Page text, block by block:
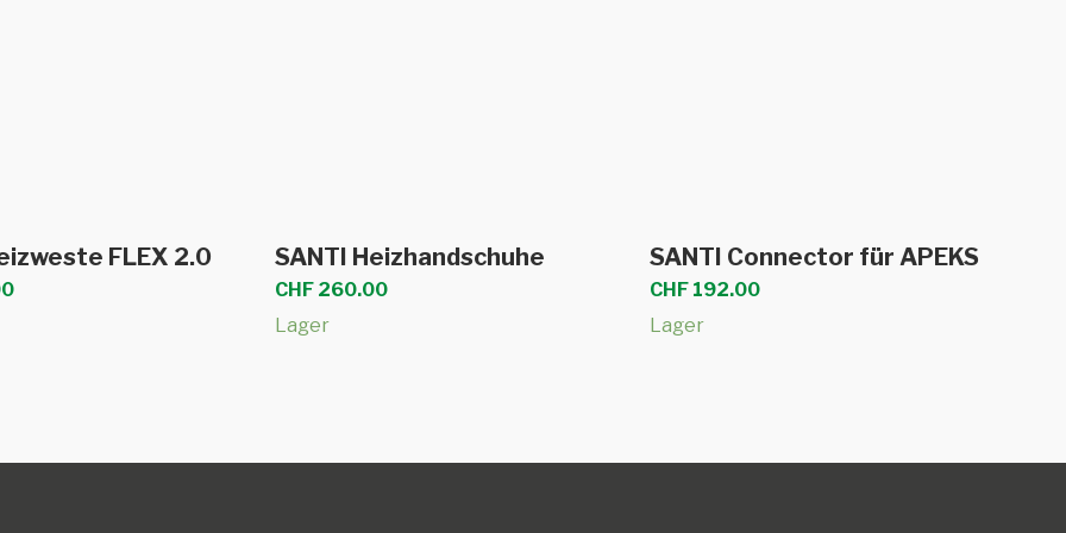
wählen
FLEX 2.0 Ausführung wählen
Produkt
weist
mehrere
Optionen
SANTI Heizhandschuhe
CHF 260.00
Lager
In den Warenkorb
SANTI Connector für APEKS
CHF 192.00
Lager